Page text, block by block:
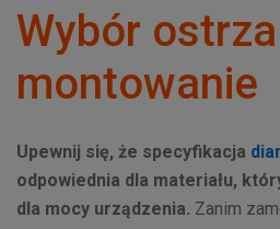
Wybór
montowanie
Upewnij się, że specyfikacja
odpowiednia dla materiału,
dla mocy urządzenia. Zanim